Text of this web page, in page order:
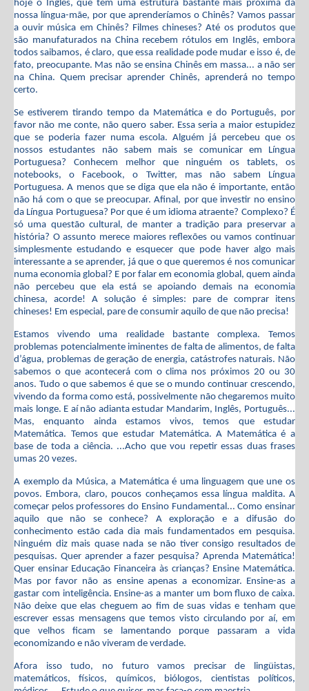
hoje o Inglês, que tem uma estrutura bastante mais próxima da
nossa língua-mãe, por que aprenderíamos o Chinês? Vamos passar
a ouvir música em Chinês? Filmes chineses? Até os produtos que
são manufaturados na China recebem rótulos em Inglês, embora
todos saibamos, é claro, que essa realidade pode mudar e isso é, de
fato, preocupante. Mas não se ensina Chinês em massa... a não ser
na China. Quem precisar aprender Chinês, aprenderá no tempo
certo.
Se estiverem tirando tempo da Matemática e do Português, por
favor não me conte, não quero saber. Essa seria a maior estupidez
que se poderia fazer numa escola. Alguém já percebeu que os
nossos estudantes não sabem mais se comunicar em Língua
Portuguesa? Conhecem melhor que ninguém os tablets, os
notebooks, o Facebook, o Twitter, mas não sabem Língua
Portuguesa. A menos que se diga que ela não é importante, então
não há com o que se preocupar. Afinal, por que investir no ensino
da Língua Portuguesa? Por que é um idioma atraente? Complexo? É
só uma questão cultural, de manter a tradição para preservar a
história? O assunto merece maiores reflexões ou vamos continuar
simplesmente estudando e esquecer que pode haver algo mais
interessante a se aprender, já que o que queremos é nos comunicar
numa economia global? E por falar em economia global, quem ainda
não percebeu que ela está se apoiando demais na economia
chinesa, acorde! A solução é simples: pare de comprar itens
chineses! Em especial, pare de consumir aquilo de que não precisa!
Estamos vivendo uma realidade bastante complexa. Temos
problemas potencialmente iminentes de falta de alimentos, de falta
d’água, problemas de geração de energia, catástrofes naturais. Não
sabemos o que acontecerá com o clima nos próximos 20 ou 30
anos. Tudo o que sabemos é que se o mundo continuar crescendo,
vivendo da forma como está, possivelmente não chegaremos muito
mais longe. E aí não adianta estudar Mandarim, Inglês, Português...
Mas, enquanto ainda estamos vivos, temos que estudar
Matemática. Temos que estudar Matemática. A Matemática é a
base de toda a ciência. ...Acho que vou repetir essas duas frases
umas 20 vezes.
A exemplo da Música, a Matemática é uma linguagem que une os
povos. Embora, claro, poucos conheçamos essa língua maldita. A
começar pelos professores do Ensino Fundamental... Como ensinar
aquilo que não se conhece? A exploração e a difusão do
conhecimento estão cada dia mais fundamentados em pesquisa.
Ninguém diz mais quase nada se não tiver consigo resultados de
pesquisas. Quer aprender a fazer pesquisa? Aprenda Matemática!
Quer ensinar Educação Financeira às crianças? Ensine Matemática.
Mas por favor não as ensine apenas a economizar. Ensine-as a
gastar com inteligência. Ensine-as a manter um bom fluxo de caixa.
Não deixe que elas cheguem ao fim de suas vidas e tenham que
escrever essas mensagens que temos visto circulando por aí, em
que velhos ficam se lamentando porque passaram a vida
economizando e não viveram de verdade.
Afora isso tudo, no futuro vamos precisar de lingüistas,
matemáticos, físicos, químicos, biólogos, cientistas políticos,